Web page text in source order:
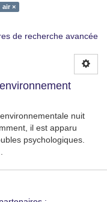
air ×
de recherche avancée
nuit
il est apparu
psychologiques.